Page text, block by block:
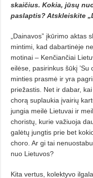
skaičius. Kokia, jūsų
paslaptis? Atskleiskite
„Dainavos” įkūrimo aktas
mintimi, kad dabartinėje
motinai – Ken­čiančiai
eilėse, pasirinkus šūkį ’Su
minties prasmė ir yra
priežas­tis. Net ir dabar,
chorą suplaukia įvai­rių
jungia meilė Lietuvai ir
choristų, kurie važiuoja
galėtų jungtis prie bet
choro. Ar gi tai
nuo Lietuvos?
Kita vertus, kolektyvo